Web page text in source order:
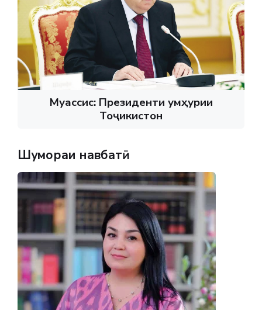
Муассис: Президенти Ҷумҳурии
Тоҷикистон
Шумораи навбатӣ